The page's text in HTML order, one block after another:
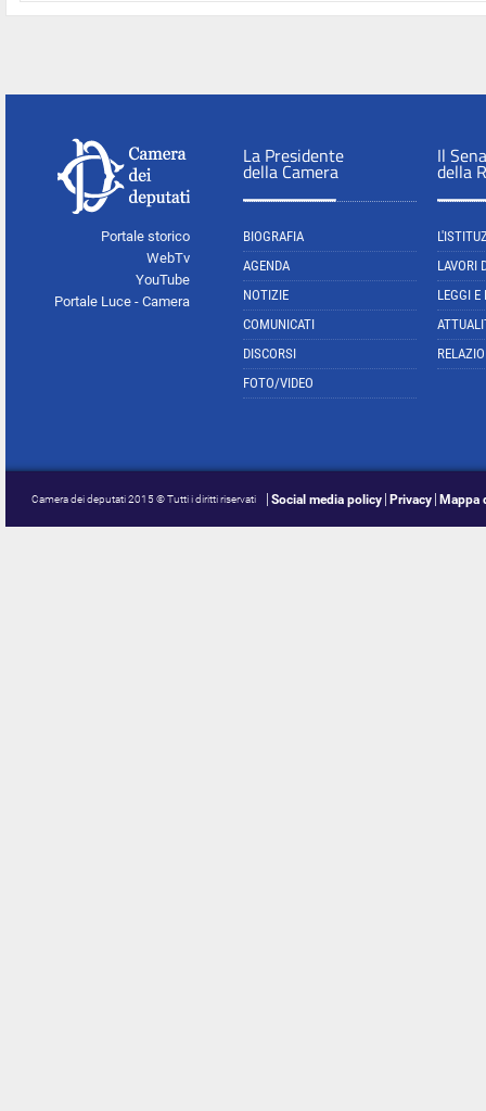
Portale storico
WebTv
YouTube
Portale Luce - Camera
La Presidente
della Camera
BIOGRAFIA
AGENDA
NOTIZIE
COMUNICATI
DISCORSI
FOTO/VIDEO
Il
della
LAVORI
LEGGI E
Camera dei deputati 2015 © Tutti i diritti riservati Social media policy Privacy Mappa